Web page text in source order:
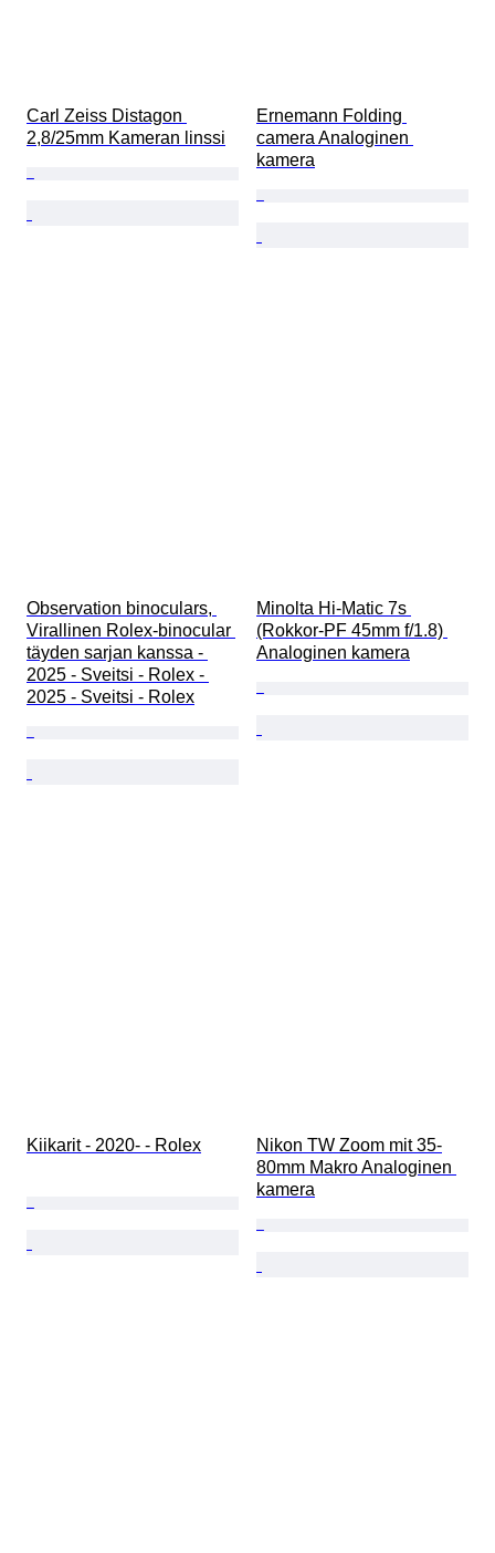
Carl Zeiss Distagon
2,8/25mm Kameran linssi
Ernemann Folding
camera Analoginen
kamera
Observation binoculars,
Virallinen Rolex-binocular
täyden sarjan kanssa -
2025 - Sveitsi - Rolex -
2025 - Sveitsi - Rolex
Minolta Hi-Matic 7s
(Rokkor-PF 45mm f/1.8)
Analoginen kamera
Kiikarit - 2020- - Rolex
Nikon TW Zoom mit 35-
80mm Makro Analoginen
kamera